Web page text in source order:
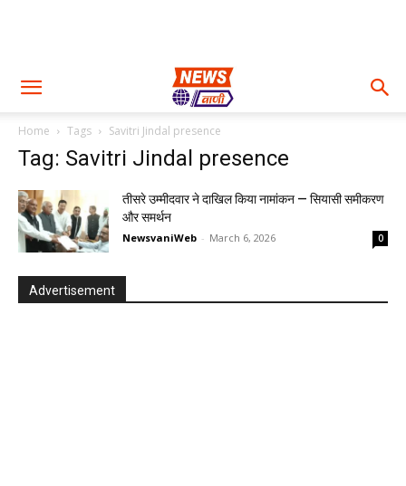
Home Tags Savitri Jindal presence
Tag: Savitri Jindal presence
तीसरे उम्मीदवार ने दाखिल किया नामांकन — सियासी समीकरण
और समर्थन
NewsvaniWeb - March 6, 2026 0
Advertisement